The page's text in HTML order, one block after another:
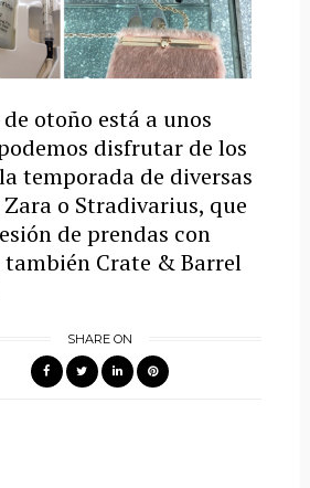
otoño está a unos
disfrutar de los
temporada de diversas
o Stradivarius, que
de prendas con
Crate & Barrel
SHARE ON